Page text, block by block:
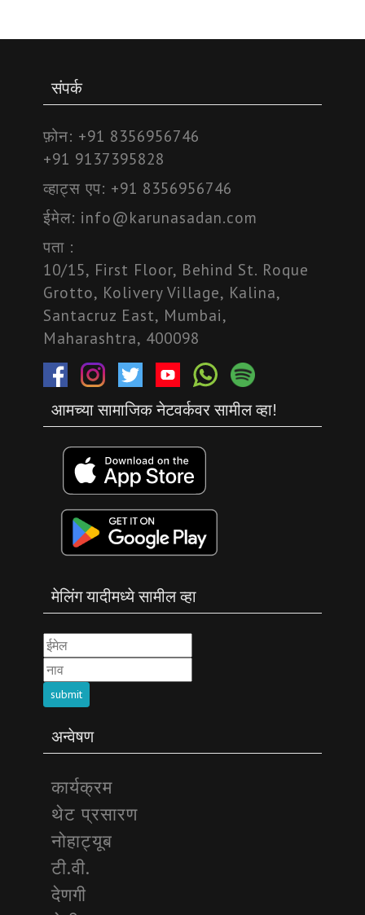
संपर्क
फ़ोन: +91 8356956746
+91 9137395828
व्हाट्स एप: +91 8356956746
ईमेल: info@karunasadan.com
पता :
10/15, First Floor, Behind St. Roque
Grotto, Kolivery Village, Kalina,
Santacruz East, Mumbai,
Maharashtra, 400098
आमच्या सामाजिक नेटवर्कवर सामील व्हा!
मेलिंग यादीमध्ये सामील व्हा
submit
अन्वेषण
कार्यक्रम
थेट प्रसारण
नोहाट्यूब
टी.वी.
देणगी